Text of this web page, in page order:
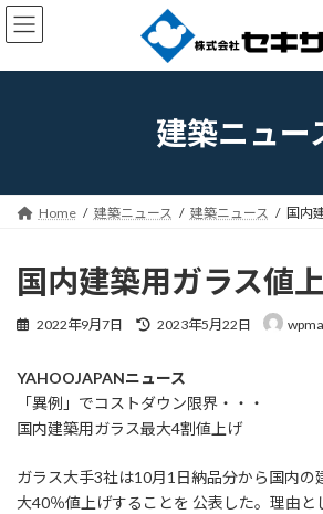
コ
ン
ン
ナ
ビ
ー
建築ニュー
Home 建築ニュース 建築ニュース 国内
国内建築用ガラス値
2022年9月7日
最
新
日
時
:
2023年5月22日
YAHOOJAPANニュース
「異例」でコストダウン限界・・・
国内建築用ガラス最大4割値上げ
ガラス大手3社は10月1日納品分から国内の
大40％値上げすることを 公表した。理由と